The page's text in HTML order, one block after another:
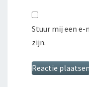
Stuur mij een e-
zijn.